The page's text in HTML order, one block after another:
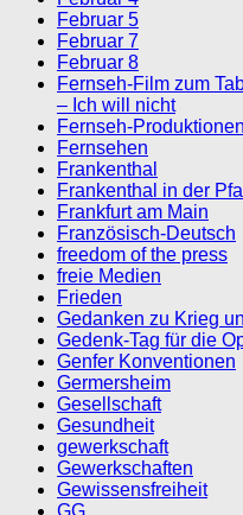
Februar 5
Februar 7
Februar 8
Fernseh-Film zum
– Ich will nicht
Fernseh-Produktionen
Fernsehen
Frankenthal
Frankenthal in der
Frankfurt am Main
Französisch-Deutsch
freedom of the press
freie Medien
Frieden
Gedanken zu Krieg
Gedenk-Tag für die
Genfer Konventionen
Germersheim
Gesellschaft
Gesundheit
gewerkschaft
Gewerkschaften
Gewissensfreiheit
GG